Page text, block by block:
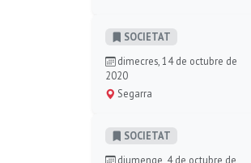
SOCIETAT
dimecres, 14 de octubre de
2020
Segarra
SOCIETAT
diumenge, 4 de octubre de